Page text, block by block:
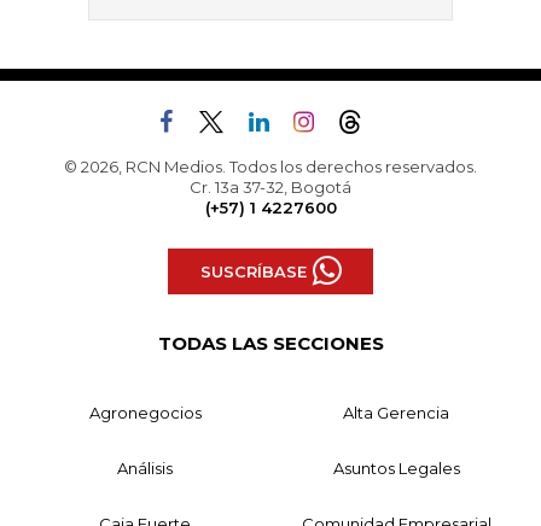
© 2026, RCN Medios. Todos los derechos reservados.
Cr. 13a 37-32, Bogotá
(+57) 1 4227600
SUSCRÍBASE
TODAS LAS SECCIONES
Agronegocios Alta Gerencia
Análisis Asuntos Legales